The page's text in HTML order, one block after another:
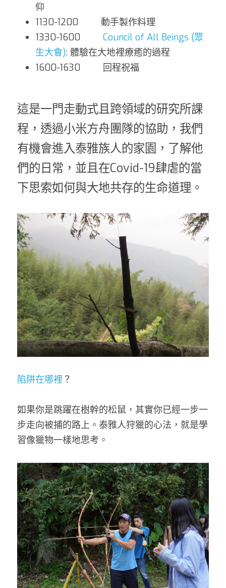
仰
1130-1200         動手製作料理
1330-1600 Council of All Beings (眾
生大會): 體驗在大地裡療癒的過程
1600-1630         回程祝福
這是一門走動式且跨領域的研究所課
程，透過小米方舟團隊的協助，我們
有機會進入泰雅族人的家園，了解他
們的日常，並且在Covid-19肆虐的當
下思索如何與大地共存的生命道理。
陷阱在哪裡？
如果你是跳躍在樹幹的松鼠，其實你已經一步一
步走向被捕的路上。泰雅人狩獵的心法，就是學
習像獵物一樣地思考。